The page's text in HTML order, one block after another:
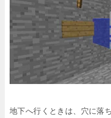
地下へ行くときは、穴に落